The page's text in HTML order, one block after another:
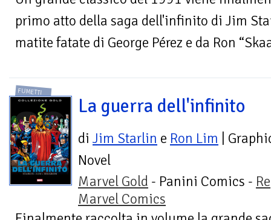
primo atto della saga dell'infinito di Jim
matite fatate di George Pérez e da Ron
FUMETTI
La guerra dell'infinito
di Jim Starlin e Ron Lim |
Novel
Marvel Gold - Panini Comics -
Marvel Comics